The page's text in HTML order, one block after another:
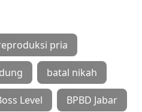
pria
batal nikah
Level BPBD Jabar